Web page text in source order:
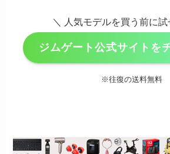
＼ 人気モデルを買う前に試
ジムゲート公式サイト
※往復の送料無料